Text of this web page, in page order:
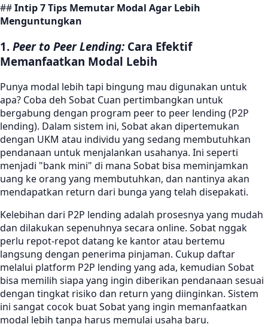
##Intip 7 Tips Memutar Modal Agar Lebih
Menguntungkan
1. Peer to Peer Lending: Cara Efektif
Memanfaatkan Modal Lebih
Punya modal lebih tapi bingung mau digunakan untuk
apa? Coba deh Sobat Cuan pertimbangkan untuk
bergabung dengan program peer to peer lending (P2P
lending). Dalam sistem ini, Sobat akan dipertemukan
dengan UKM atau individu yang sedang membutuhkan
pendanaan untuk menjalankan usahanya. Ini seperti
menjadi "bank mini" di mana Sobat bisa meminjamkan
uang ke orang yang membutuhkan, dan nantinya akan
mendapatkan return dari bunga yang telah disepakati.
Kelebihan dari P2P lending adalah prosesnya yang mudah
dan dilakukan sepenuhnya secara online. Sobat nggak
perlu repot-repot datang ke kantor atau bertemu
langsung dengan penerima pinjaman. Cukup daftar
melalui platform P2P lending yang ada, kemudian Sobat
bisa memilih siapa yang ingin diberikan pendanaan sesuai
dengan tingkat risiko dan return yang diinginkan. Sistem
ini sangat cocok buat Sobat yang ingin memanfaatkan
modal lebih tanpa harus memulai usaha baru.